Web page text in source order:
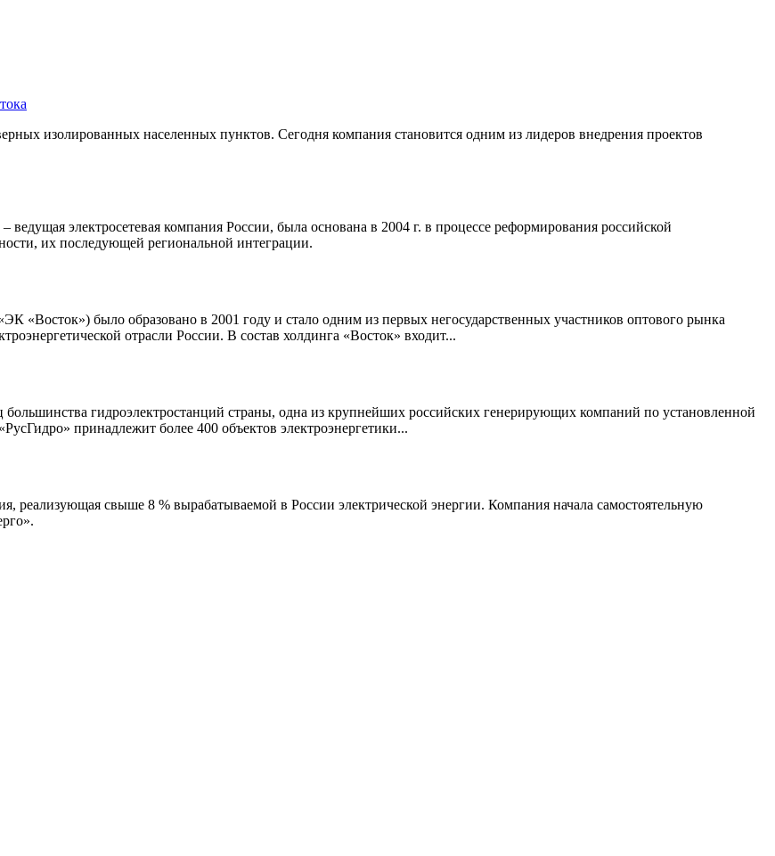
изолированных населенных пунктов. Сегодня компания становится одним из лидеров внедрения проектов
электросетевая компания России, была основана в 2004 г. в процессе реформирования российской
их последующей региональной интеграции.
«Восток») было образовано в 2001 году и стало одним из первых негосударственных участников оптового рынка
отрасли России. В состав холдинга «Восток» входит...
гидроэлектростанций страны, одна из крупнейших российских генерирующих компаний по установленной
принадлежит более 400 объектов электроэнергетики...
реализующая свыше 8 % вырабатываемой в России электрической энергии. Компания начала самостоятельную